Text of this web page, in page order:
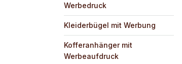
Werbedruck
Kleiderbügel mit Werbung
Kofferanhänger mit
Werbeaufdruck